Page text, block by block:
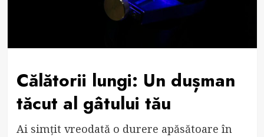
Călătorii lungi: Un dușman
tăcut al gâtului tău
Ai simțit vreodată o durere apăsătoare în